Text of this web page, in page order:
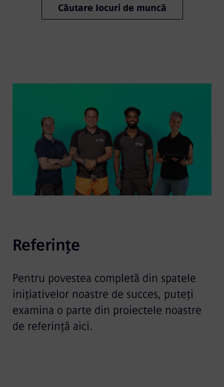
Căutare locuri de muncă
Referințe
Pentru povestea completă din spatele
inițiativelor noastre de succes, puteți
examina o parte din proiectele noastre
de referință aici.